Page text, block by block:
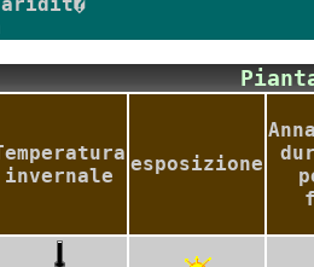
invernale
esposizione